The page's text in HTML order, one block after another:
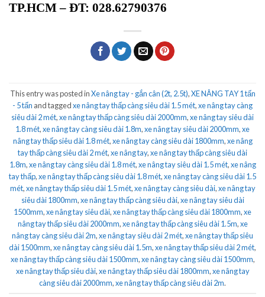
TP.HCM – ĐT: 028.62790376
This entry was posted inXe nâng tay - gắn cân (2t, 2.5t),XE NÂNG TAY 1 tấn
- 5 tấn and taggedxe nâng tay thấp càng siêu dài 1.5 mét,xe nâng tay càng
siêu dài 2 mét,xe nâng tay thấp càng siêu dài 2000mm,xe nâng tay siêu dài
1.8 mét,xe nâng tay càng siêu dài 1.8m,xe nâng tay siêu dài 2000mm,xe
nâng tay thấp siêu dài 1.8 mét,xe nâng tay càng siêu dài 1800mm,xe nâng
tay thấp càng siêu dài 2 mét,xe nâng tay,xe nâng tay thấp càng siêu dài
1.8m,xe nâng tay càng siêu dài 1.8 mét,xe nâng tay siêu dài 1.5 mét,xe nâng
tay thấp,xe nâng tay thấp càng siêu dài 1.8 mét,xe nâng tay càng siêu dài 1.5
mét,xe nâng tay thấp siêu dài 1.5 mét,xe nâng tay càng siêu dài,xe nâng tay
siêu dài 1800mm,xe nâng tay thấp càng siêu dài,xe nâng tay siêu dài
1500mm,xe nâng tay siêu dài,xe nâng tay thấp càng siêu dài 1800mm,xe
nâng tay thấp siêu dài 2000mm,xe nâng tay thấp càng siêu dài 1.5m,xe
nâng tay càng siêu dài 2m,xe nâng tay siêu dài 2 mét,xe nâng tay thấp siêu
dài 1500mm,xe nâng tay càng siêu dài 1.5m,xe nâng tay thấp siêu dài 2 mét,
xe nâng tay thấp càng siêu dài 1500mm,xe nâng tay càng siêu dài 1500mm,
xe nâng tay thấp siêu dài,xe nâng tay thấp siêu dài 1800mm,xe nâng tay
càng siêu dài 2000mm,xe nâng tay thấp càng siêu dài 2m.